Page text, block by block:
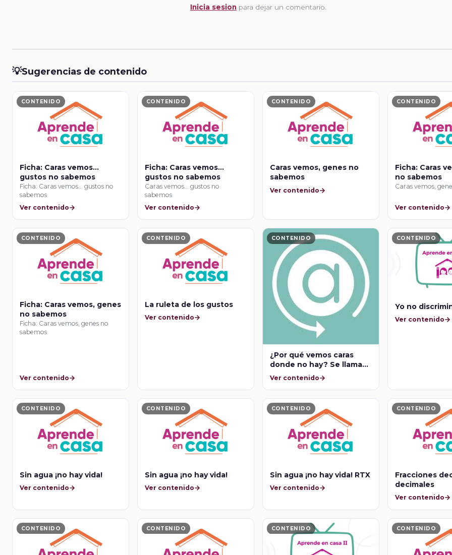
Inicia sesion para dejar un comentario.
💡Sugerencias de contenido
CONTENIDO
Ficha: Caras vemos…
gustos no sabemos
Ficha: Caras vemos… gustos no
sabemos
Ver contenido
CONTENIDO
Ficha: Caras vemos…
gustos no sabemos
Caras vemos… gustos no
sabemos
Ver contenido
CONTENIDO
Caras vemos, genes no
sabemos
Ver contenido
CONTENIDO
Ficha: Caras
no sabemos
Caras vemos,
Ver contenido
CONTENIDO
Ficha: Caras vemos, genes
no sabemos
Ficha: Caras vemos, genes no
sabemos
Ver contenido
CONTENIDO
La ruleta de los gustos
Ver contenido
CONTENIDO
¿Por qué vemos caras
donde no hay? Se llama
pareidolia
Ver contenido
CONTENIDO
Yo no
Ver contenido
CONTENIDO
Sin agua ¡no hay vida!
Ver contenido
CONTENIDO
Sin agua ¡no hay vida!
Ver contenido
CONTENIDO
Sin agua ¡no hay vida! RTX
Ver contenido
CONTENIDO
Fracciones
decimales
Ver contenido
CONTENIDO CONTENIDO CONTENIDO CONTENIDO